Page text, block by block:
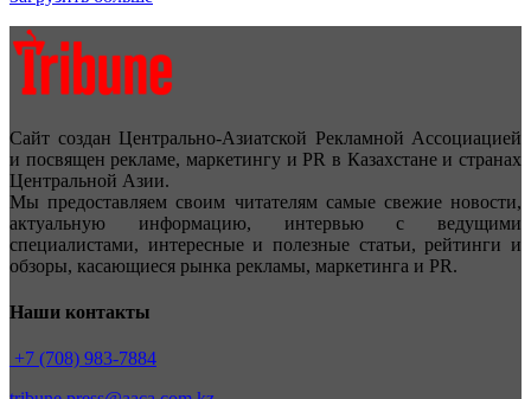
Сайт создан Центрально-Азиатской Рекламной Ассоциацией
и посвящен рекламе, маркетингу и PR в Казахстане и странах
Центральной Азии.
Мы предоставляем своим читателям самые свежие новости,
актуальную информацию, интервью с ведущими
специалистами, интересные и полезные статьи, рейтинги и
обзоры, касающиеся рынка рекламы, маркетинга и PR.
Наши контакты
+7 (708) 983-7884